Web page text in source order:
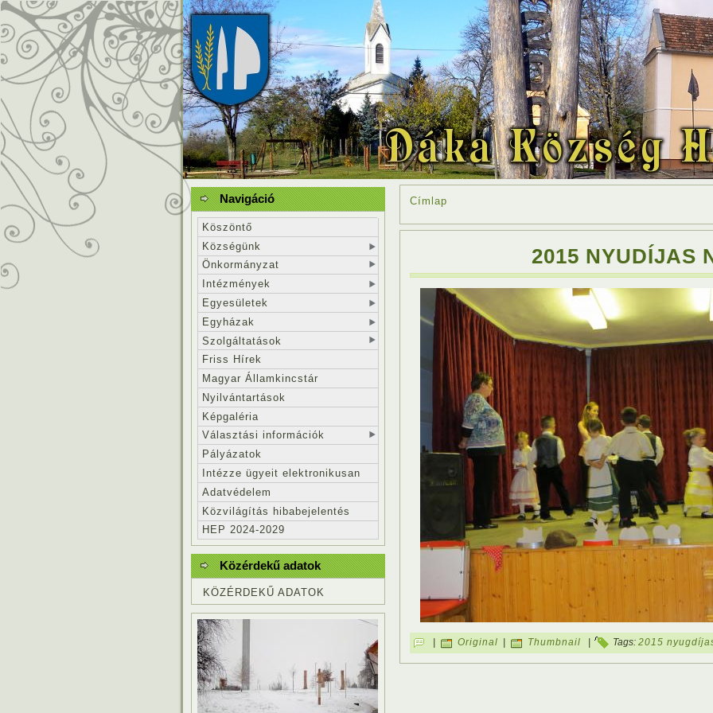
Címlap
2015 NYUDÍJAS
Original Thumbnail Tags: 2015
Navigáció
Köszöntő
Községünk
Önkormányzat
Intézmények
Egyesületek
Egyházak
Szolgáltatások
Friss Hírek
Magyar Államkincstár
Nyilvántartások
Képgaléria
Választási információk
Pályázatok
Intézze ügyeit elektronikusan
Adatvédelem
Közvilágítás hibabejelentés
HEP 2024-2029
Közérdekű adatok
KÖZÉRDEKŰ ADATOK